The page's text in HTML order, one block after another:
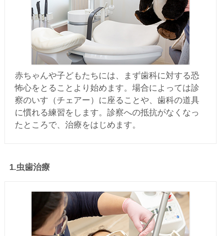
赤ちゃんや子どもたちには、まず歯科に対する恐
怖心をとることより始めます。場合によっては診
察のいす（チェアー）に座ることや、歯科の道具
に慣れる練習をします。診察への抵抗がなくなっ
たところで、治療をはじめます。
1.虫歯治療